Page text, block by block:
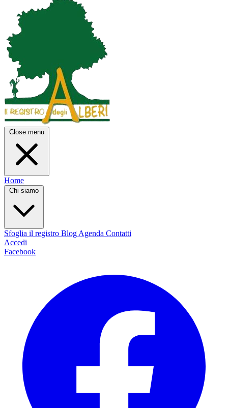
Close menu
Home
Chi siamo
Sfoglia il registro Blog Agenda Contatti
Accedi
Facebook